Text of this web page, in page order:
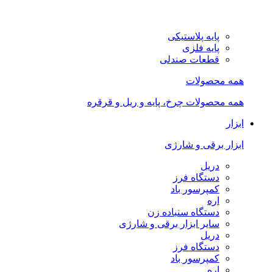
پایه پلاستیکی
پایه فلزی
قطعات صندلی
همه محصولات
همه محصولات چرخ، پایه و ریل و قرقره
ابزار
ابزار برقی و شارژی
دریل
دستگاه فرز
کمپرسور باد
اره
دستگاه سنباده زن
سایر ابزار برقی و شارژی
دریل
دستگاه فرز
کمپرسور باد
اره